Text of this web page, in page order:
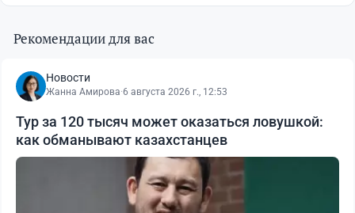
Рекомендации для вас
Новости
Жанна Амирова·6 августа 2026 г., 12:53
Тур за 120 тысяч может оказаться ловушкой:
как обманывают казахстанцев